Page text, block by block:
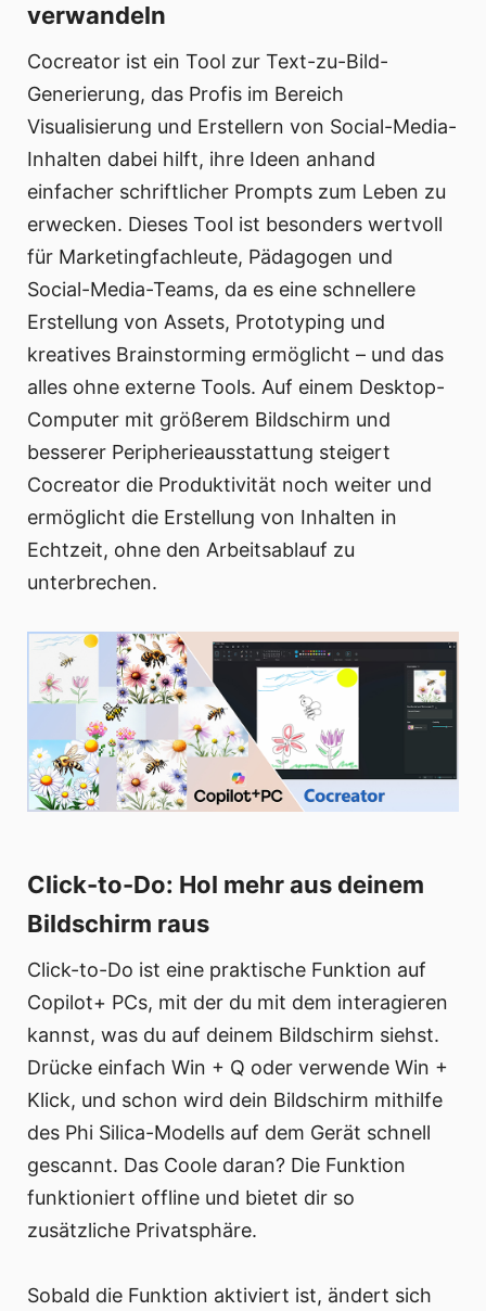
verwandeln
Cocreator ist ein Tool zur Text-zu-Bild-
Generierung, das Profis im Bereich
Visualisierung und Erstellern von Social-Media-
Inhalten dabei hilft, ihre Ideen anhand
einfacher schriftlicher Prompts zum Leben zu
erwecken. Dieses Tool ist besonders wertvoll
für Marketingfachleute, Pädagogen und
Social-Media-Teams, da es eine schnellere
Erstellung von Assets, Prototyping und
kreatives Brainstorming ermöglicht – und das
alles ohne externe Tools. Auf einem Desktop-
Computer mit größerem Bildschirm und
besserer Peripherieausstattung steigert
Cocreator die Produktivität noch weiter und
ermöglicht die Erstellung von Inhalten in
Echtzeit, ohne den Arbeitsablauf zu
unterbrechen.
Click-to-Do: Hol mehr aus deinem
Bildschirm raus
Click-to-Do ist eine praktische Funktion auf
Copilot+ PCs, mit der du mit dem interagieren
kannst, was du auf deinem Bildschirm siehst.
Drücke einfach Win + Q oder verwende Win +
Klick, und schon wird dein Bildschirm mithilfe
des Phi Silica-Modells auf dem Gerät schnell
gescannt. Das Coole daran? Die Funktion
funktioniert offline und bietet dir so
zusätzliche Privatsphäre.
Sobald die Funktion aktiviert ist, ändert sich